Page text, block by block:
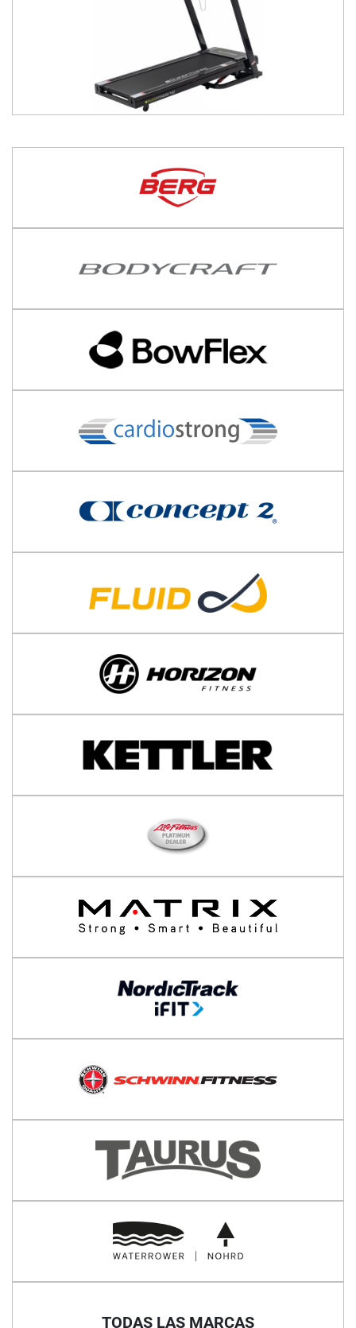
TODAS LAS MARCAS